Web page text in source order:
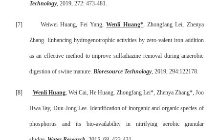
Technology, 2019, 272: 473-481.
[7] Weiwei Huang, Fei Yang,Wenli Huang*, Zhongfang Lei, Zhenya
Zhang. Enhancing hydrogenotrophic activities by zero-valent iron addition
as an effective method to improve sulfadiazine removal during anaerobic
digestion of swine manure. Bioresource Technology, 2019, 294:122178.
[8] Wenli Huang, Wei Cai, He Huang, Zhongfang Lei*, Zhenya Zhang*, Joo
Hwa Tay, Duu-Jong Lee. Identification of inorganic and organic species of
phosphorus and its bio-availability in nitrifying aerobic granular